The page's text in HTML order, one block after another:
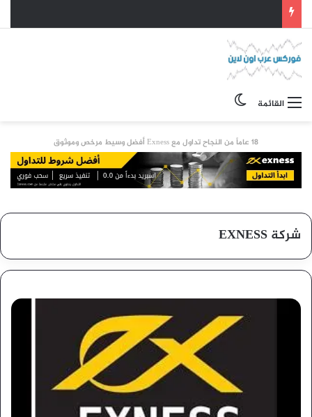
القائمة
18 عاماً من النجاح تداول مع Exness أفضل وسيط مرخص وموثوق
شركة EXNESS